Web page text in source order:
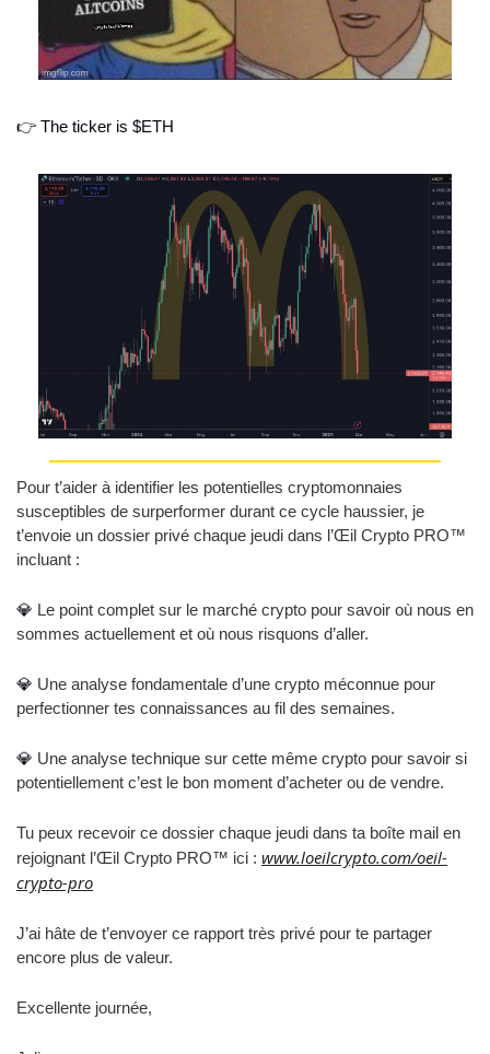
👉 The ticker is $ETH
Pour t’aider à identifier les potentielles cryptomonnaies
susceptibles de surperformer durant ce cycle haussier, je
t’envoie un dossier privé chaque jeudi dans l’Œil Crypto PRO™
incluant :
💎 Le point complet sur le marché crypto pour savoir où nous en
sommes actuellement et où nous risquons d’aller.
💎 Une analyse fondamentale d’une crypto méconnue pour
perfectionner tes connaissances au fil des semaines.
💎 Une analyse technique sur cette même crypto pour savoir si
potentiellement c’est le bon moment d’acheter ou de vendre.
Tu peux recevoir ce dossier chaque jeudi dans ta boîte mail en
rejoignant l’Œil Crypto PRO™ ici : www.loeilcrypto.com/oeil-
crypto-pro
J’ai hâte de t’envoyer ce rapport très privé pour te partager
encore plus de valeur.
Excellente journée,